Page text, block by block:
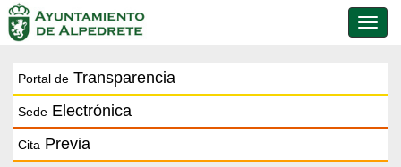
de
Portal de Transparencia
Sede Electrónica
Cita Previa